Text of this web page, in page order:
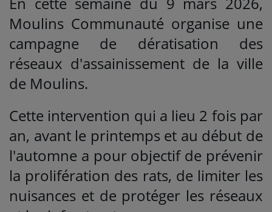
Titres diffusés
Se connecter
Moulins Communauté organise une
campagne de dératisation des
réseaux d'assainissement de la ville
de Moulins.
Cette intervention qui a lieu 2 fois par
an, avant le printemps et au début de
l'automne a pour objectif de prévenir
la prolifération des rats, de limiter les
nuisances et de protéger les réseaux